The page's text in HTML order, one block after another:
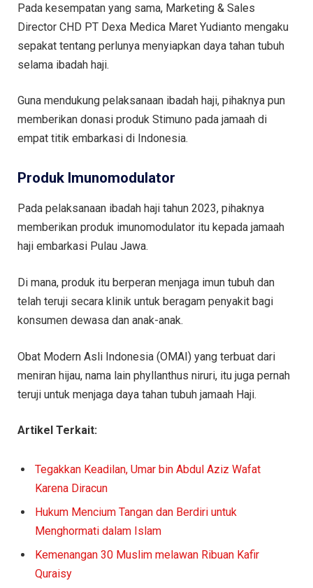
Pada kesempatan yang sama, Marketing & Sales
Director CHD PT Dexa Medica Maret Yudianto mengaku
sepakat tentang perlunya menyiapkan daya tahan tubuh
selama ibadah haji.
Guna mendukung pelaksanaan ibadah haji, pihaknya pun
memberikan donasi produk Stimuno pada jamaah di
empat titik embarkasi di Indonesia.
Produk Imunomodulator
Pada pelaksanaan ibadah haji tahun 2023, pihaknya
memberikan produk imunomodulator itu kepada jamaah
haji embarkasi Pulau Jawa.
Di mana, produk itu berperan menjaga imun tubuh dan
telah teruji secara klinik untuk beragam penyakit bagi
konsumen dewasa dan anak-anak.
Obat Modern Asli Indonesia (OMAI) yang terbuat dari
meniran hijau, nama lain phyllanthus niruri, itu juga pernah
teruji untuk menjaga daya tahan tubuh jamaah Haji.
Artikel Terkait:
Tegakkan Keadilan, Umar bin Abdul Aziz Wafat
Karena Diracun
Hukum Mencium Tangan dan Berdiri untuk
Menghormati dalam Islam
Kemenangan 30 Muslim melawan Ribuan Kafir
Quraisy